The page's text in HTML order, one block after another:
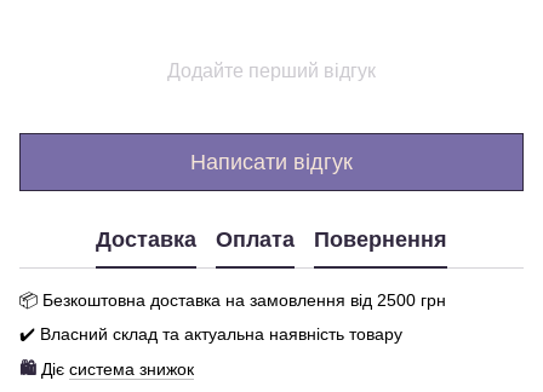
Додайте перший відгук
Написати відгук
Доставка Оплата Повернення
📦 Безкоштовна доставка на замовлення від 2500 грн
✔️ Власний склад та актуальна наявність товару
🛍️ Діє система знижок